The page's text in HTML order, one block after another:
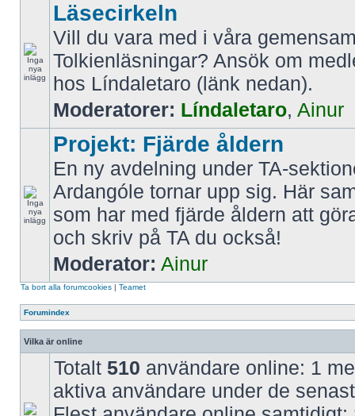
Läsecirkeln
Vill du vara med i våra
Tolkienläsningar? Ansök om
hos Líndaletaro (länk nedan).
Moderatorer: Líndaletaro, Ainur
Projekt: Fjärde åldern
En ny avdelning under TA-
Ardangóle tornar upp sig. Här
som har med fjärde åldern att
och skriv på TA du också!
Moderator: Ainur
Ta bort alla forumcookies | Teamet
Forumindex
Vilka är online
Totalt 510 användare online: 1
aktiva användare under de